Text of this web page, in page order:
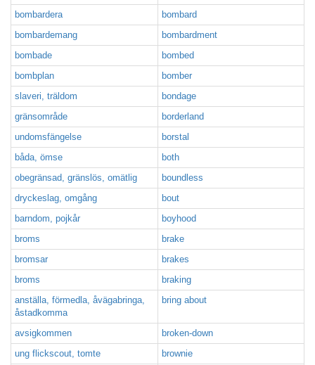
bombardera
bombard
bombardemang
bombardment
bombade
bombed
bombplan
bomber
slaveri, träldom
bondage
gränsområde
borderland
undomsfängelse
borstal
båda, ömse
both
obegränsad, gränslös, omätlig
boundless
dryckeslag, omgång
bout
barndom, pojkår
boyhood
broms
brake
bromsar
brakes
broms
braking
anställa, förmedla, åvägabringa,
åstadkomma
bring about
avsigkommen
broken-down
ung flickscout, tomte
brownie